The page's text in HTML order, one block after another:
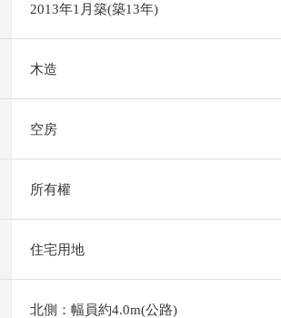
2013年1月築(築13年)
木造
空房
所有權
住宅用地
北側：幅員約4.0m(公路)